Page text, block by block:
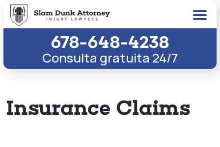
678-648-4238
Consulta gratuita 24/7
Insurance Claims